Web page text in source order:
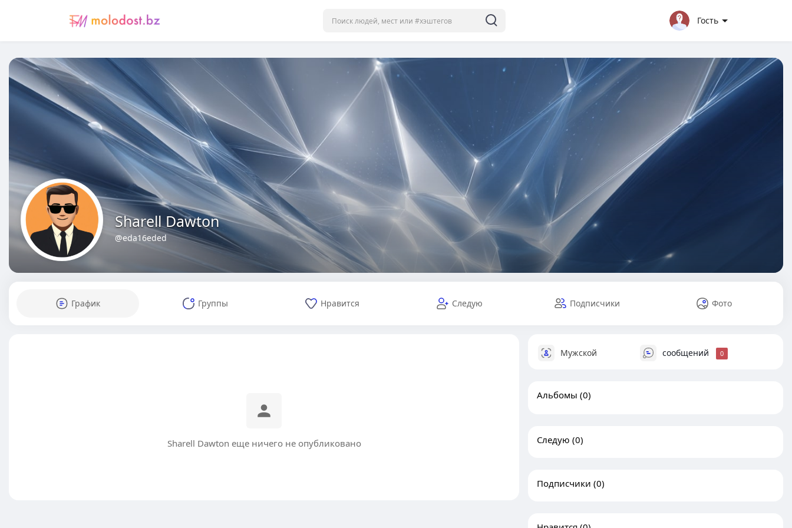
Гость
Sharell Dawton
@eda16eded
График Группы Нравится Следую Подписчики Фото
Sharell Dawton еще ничего не опубликовано
Мужской сообщений 0
Альбомы (0)
Следую (0)
Подписчики (0)